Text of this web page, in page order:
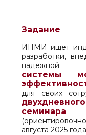
Задание
ИПМИ ищет
разработки,
надежной
системы
для своих
семинара
августа 2025